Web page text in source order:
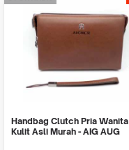
Handbag Clutch Pria Wanita
Kulit Asli Murah - AIG AUG